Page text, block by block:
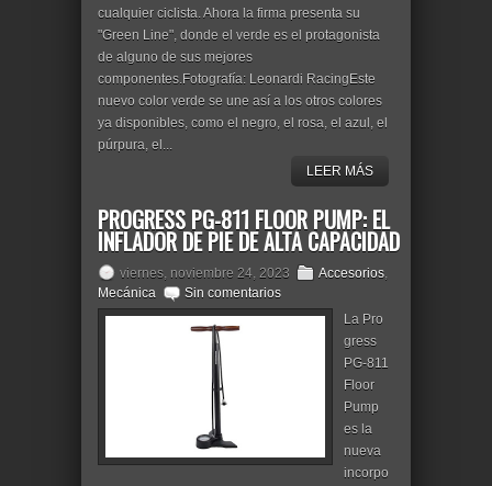
cualquier ciclista. Ahora la firma presenta su
"Green Line", donde el verde es el protagonista
de alguno de sus mejores
componentes.Fotografía: Leonardi RacingEste
nuevo color verde se une así a los otros colores
ya disponibles, como el negro, el rosa, el azul, el
púrpura, el...
LEER MÁS
PROGRESS PG-811 FLOOR PUMP: EL
INFLADOR DE PIE DE ALTA CAPACIDAD
viernes, noviembre 24, 2023 Accesorios,
Mecánica
Sin comentarios
La Pro
gress
PG-811
Floor
Pump
es la
nueva
incorpo